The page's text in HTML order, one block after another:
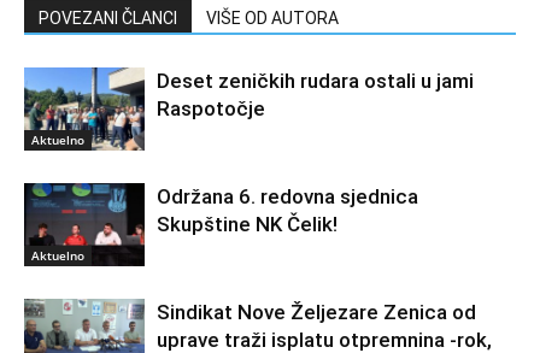
POVEZANI ČLANCI VIŠE OD AUTORA
Aktuelno
Deset zeničkih rudara ostali u jami
Raspotočje
Aktuelno
Održana 6. redovna sjednica
Skupštine NK Čelik!
Sindikat Nove Željezare Zenica od
uprave traži isplatu otpremnina -rok,